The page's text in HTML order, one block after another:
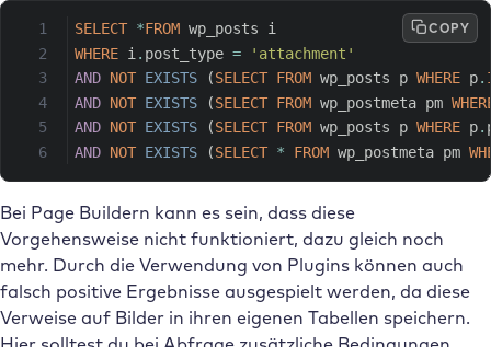
SELECT *FROM wp_posts i
WHERE i . post_type =
'attachment'
AND NOT EXISTS (SELECT FROM wp_posts p WHERE p.
AND NOT EXISTS (SELECT FROM wp_postmeta pm
AND NOT EXISTS (SELECT FROM wp_posts p WHERE p.
AND NOT EXISTS (SELECT * FROM wp_postmeta pm
COPY
Bei Page Buildern kann es sein, dass diese
Vorgehensweise nicht funktioniert, dazu gleich noch
mehr. Durch die Verwendung von Plugins können auch
falsch positive Ergebnisse ausgespielt werden, da diese
Verweise auf Bilder in ihren eigenen Tabellen speichern.